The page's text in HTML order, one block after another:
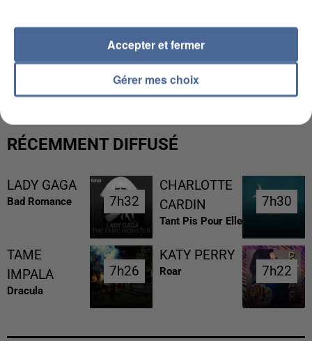
UN SECOND CADRE DE LA DZ MAFIA
INTERPELLÉ EN ALGÉRIE
RÉCEMMENT DIFFUSÉ
LADY GAGA
Bad Romance 7h32
7h32
CHARLOTTE
CARDIN
Tant Pis Pour Elle
7h30
7h30
TAME
IMPALA
Dracula
7h26
7h26
KATY PERRY
Roar 7h22
7h22
Gérer mes choix
Accepter et fermer